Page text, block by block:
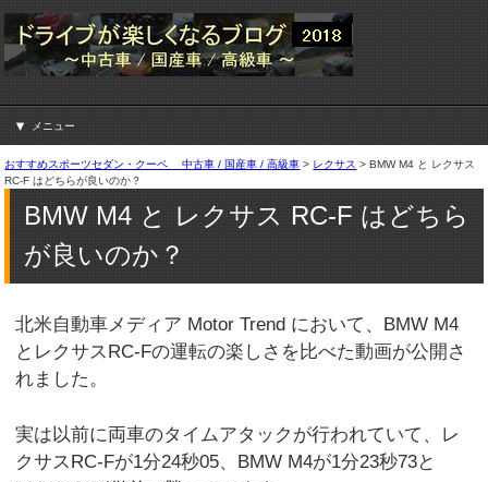
メニュー
おすすめスポーツセダン・クーペ 中古車 / 国産車 / 高級車 > レクサス >BMW M4 と レクサス
RC-F はどちらが良いのか？
BMW M4 と レクサス RC-F はどちら
が良いのか？
北米自動車メディア Motor Trend において、BMW M4
とレクサスRC-Fの運転の楽しさを比べた動画が公開さ
れました。
実は以前に両車のタイムアタックが行われていて、レ
クサスRC-Fが1分24秒05、BMW M4が1分23秒73と